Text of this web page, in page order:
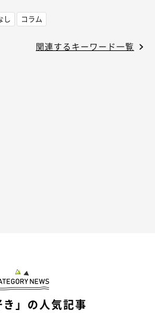
し コラム
関連するキーワード一覧
き」の人気記事